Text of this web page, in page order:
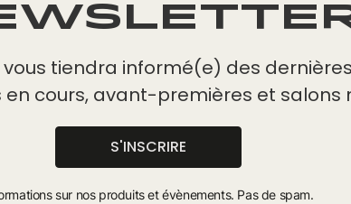
tiendra informé(e) des
cours, avant-premières et salons
S'INSCRIRE
sur nos produits et évènements. Pas de spam.